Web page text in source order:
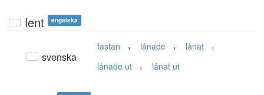
lent engelska
svenska
fastan , lånade , lånat ,
lånade ut , lånat ut